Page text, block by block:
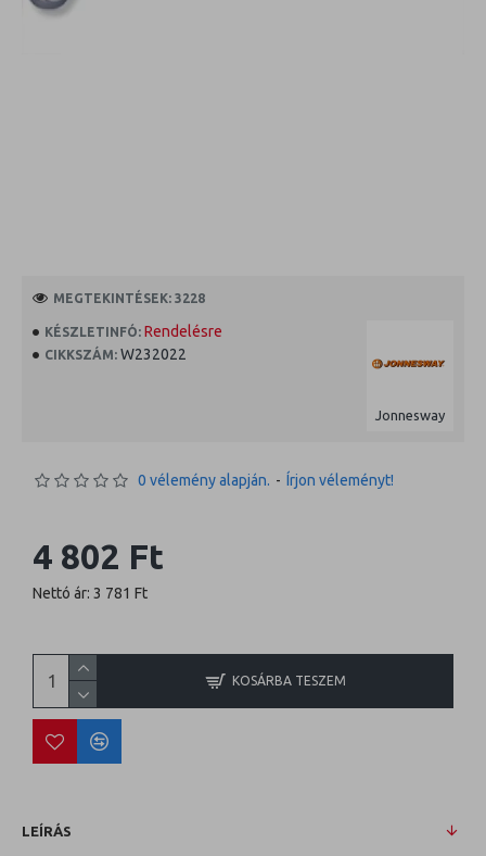
KÉSZLETINFÓ: Rendelésre
CIKKSZÁM: W232022
Jonnesway
MEGTEKINTÉSEK: 3228
0 vélemény alapján. - Írjon véleményt!
4 802 Ft
Nettó ár: 3 781 Ft
KOSÁRBA TESZEM
LEÍRÁS